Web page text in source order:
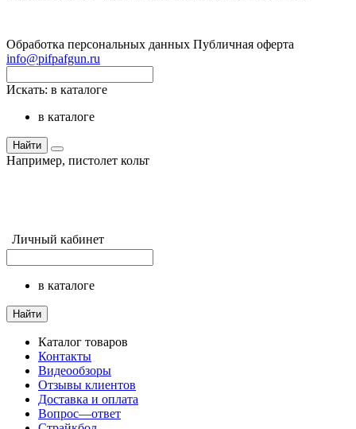
Обработка персональных данных Публичная оферта
info@pifpafgun.ru
Искать: в каталоге
в каталоге
Найти
Например, пистолет кольт
Личный кабинет
в каталоге
Найти
Каталог товаров
Контакты
Видеообзоры
Отзывы клиентов
Доставка и оплата
Вопрос—ответ